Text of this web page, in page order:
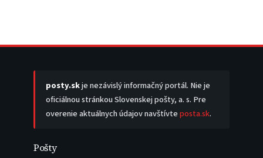
posty.skje nezávislý informačný portál. Nie je
oficiálnou stránkou Slovenskej pošty, a. s. Pre
overenie aktuálnych údajov navštívteposta.sk.
Pošty